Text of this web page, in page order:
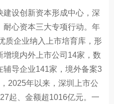
设创新资本形成中心，深
耐心资本三大专项行动。年
质企业纳入上市培育库，形
境内外上市公司14家，数
导企业141家，境外备案3
2025年以来，深圳上市公
起、金额超1016亿元。一